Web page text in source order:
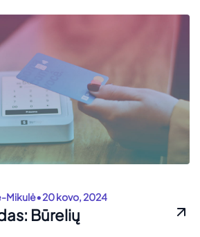
Mikulė•20 kovo, 2024
Būrelių